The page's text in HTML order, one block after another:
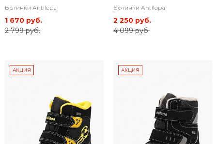
Ботинки Antilopa
1 670 руб.
2 799 руб.
Ботинки Antilopa
2 250 руб.
4 099 руб.
АКЦИЯ АКЦИЯ